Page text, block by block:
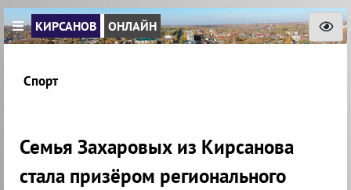
КИРСАНОВ ОНЛАЙН
Спорт
Семья Захаровых из Кирсанова
стала призёром регионального